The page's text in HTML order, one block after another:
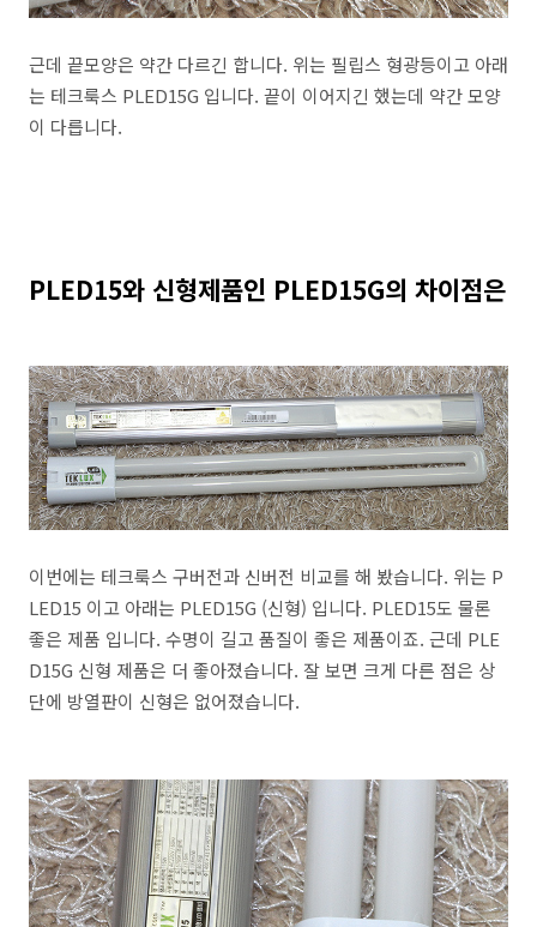
근데 끝모양은 약간 다르긴 합니다. 위는 필립스 형광등이고 아래
는 테크룩스 PLED15G 입니다. 끝이 이어지긴 했는데 약간 모양
이 다릅니다.
PLED15와 신형제품인 PLED15G의 차이점은
이번에는 테크룩스 구버전과 신버전 비교를 해 봤습니다. 위는 P
LED15 이고 아래는 PLED15G (신형) 입니다. PLED15도 물론
좋은 제품 입니다. 수명이 길고 품질이 좋은 제품이죠. 근데 PLE
D15G 신형 제품은 더 좋아졌습니다. 잘 보면 크게 다른 점은 상
단에 방열판이 신형은 없어졌습니다.